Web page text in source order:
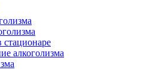
стационаре
алкоголизма